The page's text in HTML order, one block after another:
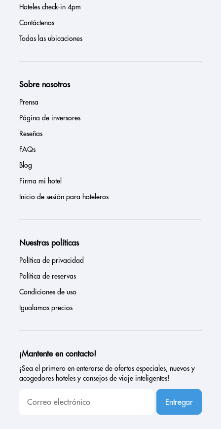
Hoteles check-in 4pm
Contáctenos
Todas las ubicaciones
Sobre nosotros
Prensa
Página de inversores
Reseñas
FAQs
Blog
Firma mi hotel
Inicio de sesión para hoteleros
Nuestras políticas
Política de privacidad
Política de reservas
Condiciones de uso
Igualamos precios
¡Mantente en contacto!
¡Sea el primero en enterarse de ofertas especiales, nuevos y
acogedores hoteles y consejos de viaje inteligentes!
Entregar